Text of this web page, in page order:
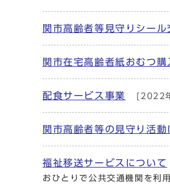
関市高齢者等見守りシール
関市在宅高齢者紙おむつ購
配食サービス事業 [2022
関市高齢者等の見守り活動
福祉移送サービスについて
おひとりで公共交通機関を利